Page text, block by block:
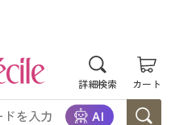
詳細検索 カート